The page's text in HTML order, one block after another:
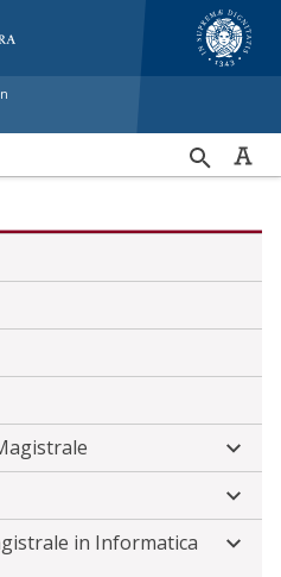
PER
in Informatica